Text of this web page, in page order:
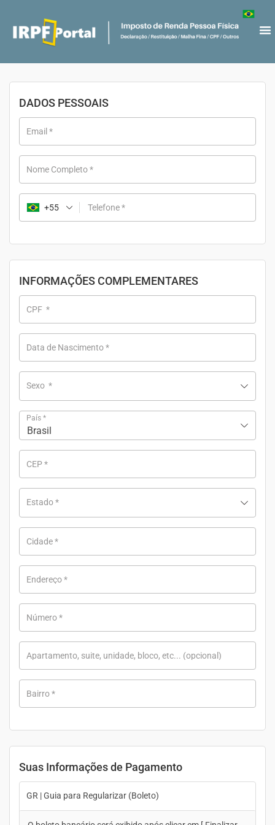
DADOS PESSOAIS
Email *
Nome Completo*
Telefone*
+55
INFORMAÇÕES COMPLEMENTARES
CPF *
Data de Nascimento*
Sexo *
País *
Brasil
CEP*
Estado*
Cidade*
Endereço*
Número*
Apartamento, suite, unidade, bloco, etc... (opcional)
Bairro*
Suas Informações de Pagamento
GR | Guia para Regularizar (Boleto)